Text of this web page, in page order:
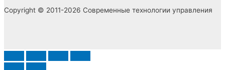
Copyright © 2011-2026 Современные технологии управления